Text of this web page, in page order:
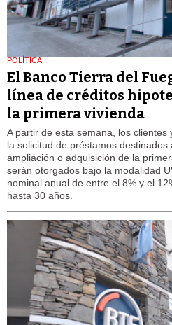
POLÍTICA
El Banco Tierra del
línea de créditos
la primera vivienda
A partir de esta semana, los clientes
la solicitud de préstamos destinados
ampliación o adquisición de la
serán otorgados bajo la modalidad
nominal anual de entre el 8% y el
hasta 30 años.